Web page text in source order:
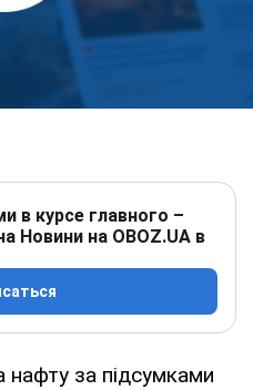
в курсе главного –
Новини на OBOZ.UA в
нафту за підсумками